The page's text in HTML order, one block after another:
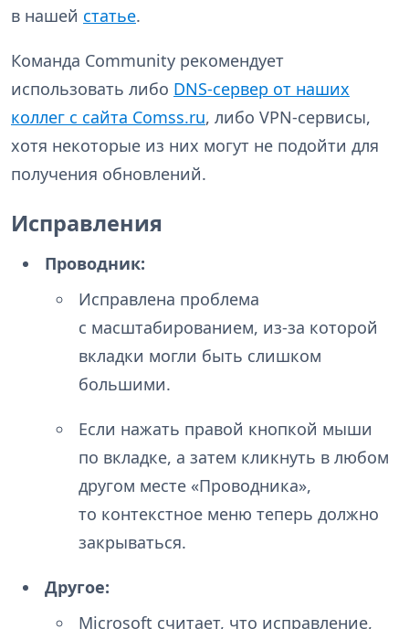
в нашей статье.
Команда Community рекомендует
использовать либо DNS-сервер от наших
коллег с сайта Comss.ru, либо VPN-сервисы,
хотя некоторые из них могут не подойти для
получения обновлений.
Исправления
Проводник:
Исправлена проблема
с масштабированием, из-за которой
вкладки могли быть слишком
большими.
Если нажать правой кнопкой мыши
по вкладке, а затем кликнуть в любом
другом месте «Проводника»,
то контекстное меню теперь должно
закрываться.
Другое:
Microsoft считает, что исправление,